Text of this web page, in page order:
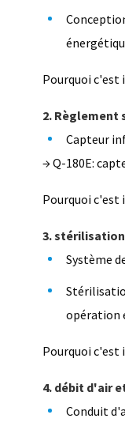
Pourquoi
2. Règlement
Capteur
→ Q-180E:
Pourquoi c'est
3.
Système
opération
Pourquoi c'est
4. débit d'air
Conduit